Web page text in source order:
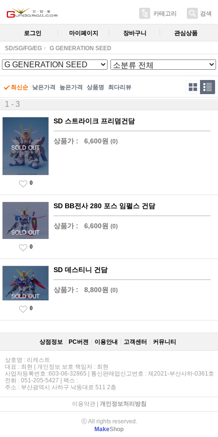
카테고리 검색
로그인 마이페이지 장바구니 관심상품
SD/SG/FG/EG G GENERATION SEED
최신순 낮은가격 높은가격 상품명 최다리뷰
1 - 3
SD 스트라이크 프리덤건담
상품가 : 6,600원 (0)
0
SD BB전사 280 포스 임펄스 건담
상품가 : 6,600원 (0)
0
SD 데스티니 건담
상품가 : 8,800원 (0)
0
상점정보 PC버젼 이용안내 고객센터 커뮤니티
상호명 : 리캐스트
대표 : 최현 | 개인정보 보호 책임자 : 최현
사업자등록번호 :603-06-32865 | 통신판매업신고번호 : 제2021-부산사하-0361호
전화 : 051-205-5427 | 팩스 :
주소 : 부산광역시 사하구 낙동대로 511 2층
이용약관| 개인정보처리방침
ⓒ All rights reserved.
MakeShop